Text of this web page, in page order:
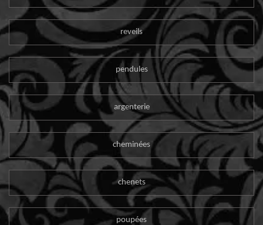
reveils
pendules
argenterie
cheminées
chenets
poupées